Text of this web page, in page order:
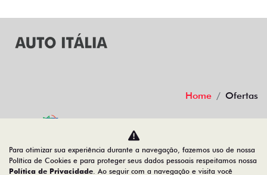
Home Ofertas
Desacelere. Seu bem maior é a vida.
Para otimizar sua experiência durante a navegação, fazemos uso de nossa
Política de Cookies e para proteger seus dados pessoais respeitamos nossa
Política de Privacidade. Ao seguir com a navegação e visita você